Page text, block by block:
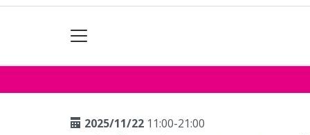
2025/11/22 11:00-21:00